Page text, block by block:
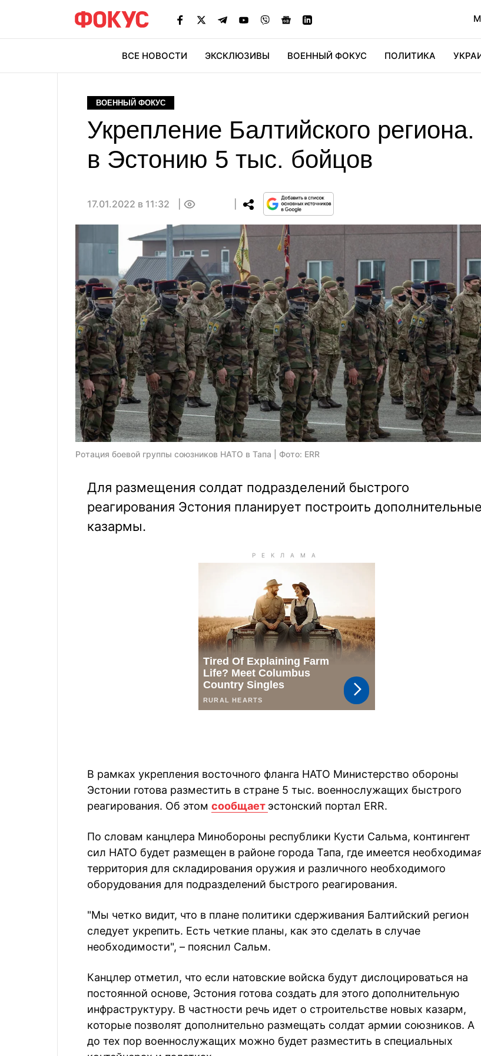
ВСЕ НОВОСТИ ЭКСКЛЮЗИВЫ ВОЕННЫЙ ФОКУС ПОЛИТИКА
ВОЕННЫЙ ФОКУС
Укрепление Балтийского
в Эстонию 5 тыс. бойцов
17.01.2022 в 11:32
Ротация боевой группы союзников НАТО в Тапа | Фото: ERR
Для размещения солдат подразделений быстрого
реагирования Эстония планирует построить дополнительные
казармы.
В рамках укрепления восточного фланга НАТО Министерство обороны
Эстонии готова разместить в стране 5 тыс. военнослужащих быстрого
реагирования. Об этом сообщает эстонский портал ERR.
По словам канцлера Минобороны республики Кусти Сальма, контингент
сил НАТО будет размещен в районе города Тапа, где имеется
территория для складирования оружия и различного необходимого
оборудования для подразделений быстрого реагирования.
"Мы четко видит, что в плане политики сдерживания Балтийский регион
следует укрепить. Есть четкие планы, как это сделать в случае
необходимости", – пояснил Сальм.
Канцлер отметил, что если натовские войска будут дислоцироваться на
постоянной основе, Эстония готова создать для этого дополнительную
инфраструктуру. В частности речь идет о строительстве новых казарм,
которые позволят дополнительно размещать солдат армии союзников. А
до тех пор военнослужащих можно будет разместить в специальных